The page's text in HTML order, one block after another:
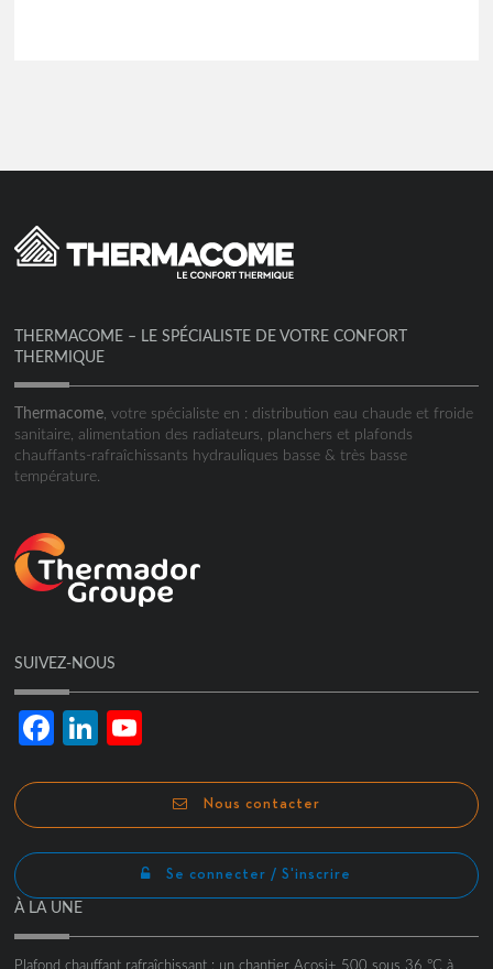
THERMACOME – LE SPÉCIALISTE DE VOTRE CONFORT
THERMIQUE
Thermacome , votre spécialiste en : distribution eau chaude et froide
sanitaire, alimentation des radiateurs, planchers et plafonds
chauffants-rafraîchissants hydrauliques basse & très basse
température.
SUIVEZ-NOUS
FacebookLinkedIn
Nous contacter
Se connecter / S'inscrire
À LA UNE